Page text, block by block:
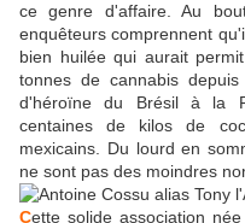
ce genre d'affaire. Au
enquêteurs comprennent
bien huilée qui aurait
tonnes de cannabis
d'héroïne du Brésil à la
centaines de kilos de
mexicains. Du lourd en
ne sont pas des moindres
Cette solide association